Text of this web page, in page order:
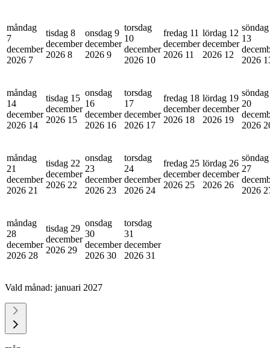
måndag
7
december
2026 7
tisdag 8
december
2026 8
onsdag 9
december
2026 9
torsdag
10
december
2026 10
fredag 11
december
2026 11
lördag 12
december
2026 12
söndag
13
2026
måndag
14
december
2026 14
tisdag 15
december
2026 15
onsdag
16
december
2026 16
torsdag
17
december
2026 17
fredag 18
december
2026 18
lördag 19
december
2026 19
söndag
20
2026
måndag
21
december
2026 21
tisdag 22
december
2026 22
onsdag
23
december
2026 23
torsdag
24
december
2026 24
fredag 25
december
2026 25
lördag 26
december
2026 26
söndag
27
2026
måndag
28
december
2026 28
tisdag 29
december
2026 29
onsdag
30
december
2026 30
torsdag
31
december
2026 31
Vald månad: januari 2027